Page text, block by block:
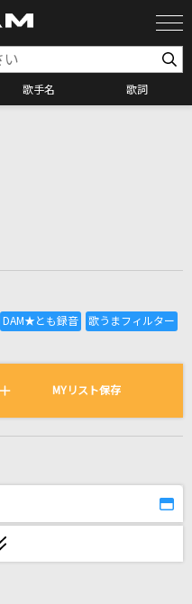
歌手名 歌詞
索
き
MYリスト保存